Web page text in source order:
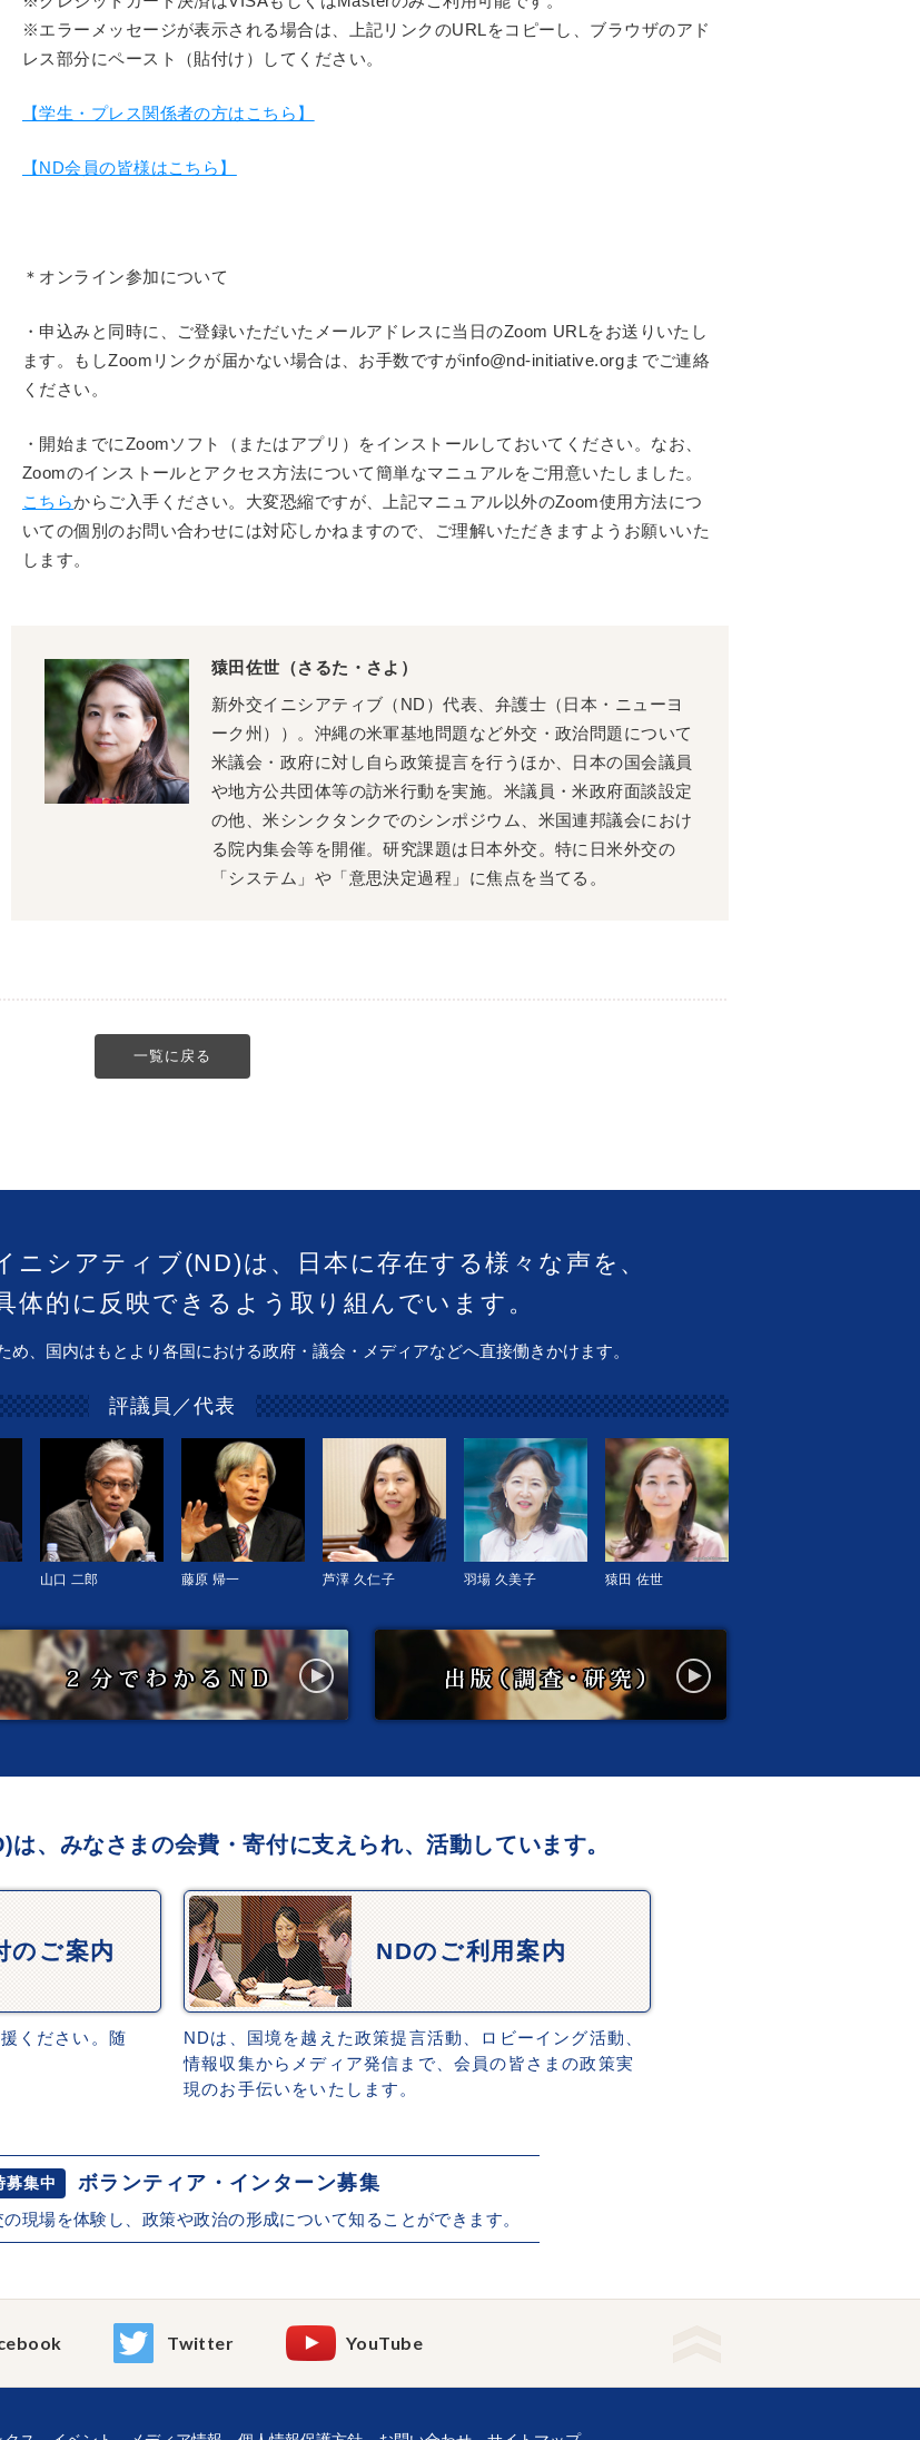
※エラーメッセージが表示される場合は、上記リンクのURLをコピーし、ブラウザのアド
レス部分にペースト（貼付け）してください。
【学生・プレス関係者の方はこちら】
【ND会員の皆様はこちら】
＊オンライン参加について
・申込みと同時に、ご登録いただいたメールアドレスに当日のZoom URLをお送りいたし
ます。もしZoomリンクが届かない場合は、お手数ですがinfo@nd-initiative.orgまでご連絡
ください。
・開始までにZoomソフト（またはアプリ）をインストールしておいてください。なお、
Zoomのインストールとアクセス方法について簡単なマニュアルをご用意いたしました。
こちらからご入手ください。大変恐縮ですが、上記マニュアル以外のZoom使用方法につ
いての個別のお問い合わせには対応しかねますので、ご理解いただきますようお願いいた
します。
猿田佐世（さるた・さよ）
新外交イニシアティブ（ND）代表、弁護士（日本・ニューヨ
ーク州））。沖縄の米軍基地問題など外交・政治問題について
米議会・政府に対し自ら政策提言を行うほか、日本の国会議員
や地方公共団体等の訪米行動を実施。米議員・米政府面談設定
の他、米シンクタンクでのシンポジウム、米国連邦議会におけ
る院内集会等を開催。研究課題は日本外交。特に日米外交の
「システム」や「意思決定過程」に焦点を当てる。
一覧に戻る
ニシアティブ(ND)は、日本に存在する様々な声を、
体的に反映できるよう取り組んでいます。
め、国内はもとより各国における政府・議会・メディアなどへ直接働きかけます。
評議員／代表
山口 二郎 藤原 帰一 芦澤 久仁子 羽場 久美子 猿田 佐世
、みなさまの会費・寄付に支えられ、活動しています。
のご案内
ください。随
NDのご利用案内
NDは、国境を越えた政策提言活動、ロビーイング活動、
情報収集からメディア発信まで、会員の皆さまの政策実
現のお手伝いをいたします。
募集中 ボランティア・インターン募集
現場を体験し、政策や政治の形成について知ることができます。
Twitter YouTube